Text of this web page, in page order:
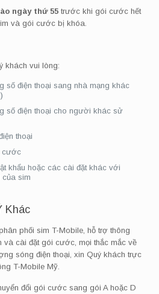
ngày thứ 55 trước khi gói cước hết
và gói cước bị khóa.
khách vui lòng:
số điện thoại sang nhà mạng khác
số điện thoại cho người khác sử
thoại
cước
khẩu hoặc các cài đặt khác với
của sim
Khác
phối sim T-Mobile, hỗ trợ thông
cài đặt gói cước, mọi thắc mắc về
sóng điện thoại, xin Quý khách trực
T-Mobile Mỹ.
đổi gói cước sang gói A hoặc D